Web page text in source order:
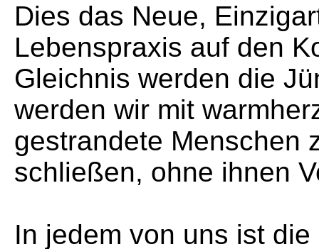
Dies das Neue,
Lebenspraxis auf den
Gleichnis werden die
werden wir mit
gestrandete Menschen
schließen, ohne ihnen
In jedem von uns ist